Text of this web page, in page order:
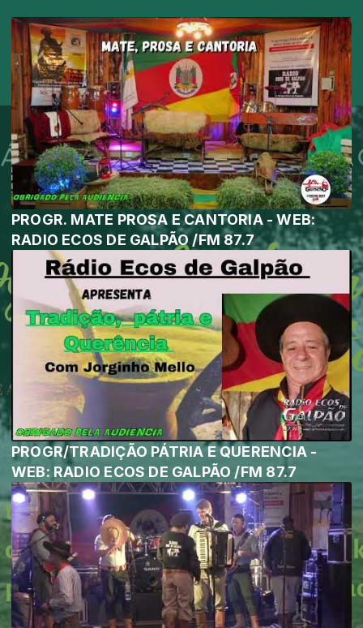
PROGR. MATE PROSA E CANTORIA - WEB:
RADIO ECOS DE GALPÃO /FM 87.7
PROGR/TRADIÇÃO PÁTRIA E QUERENCIA -
WEB: RADIO ECOS DE GALPÃO /FM 87.7